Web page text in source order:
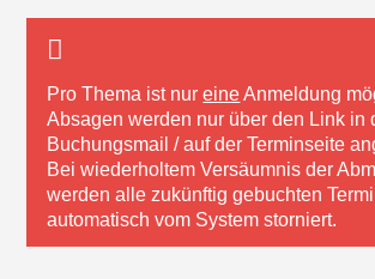
Pro Thema ist nureineAnmeldung
Absagen werden nur über den Link in
Buchungsmail / auf der Terminseite
Bei wiederholtem Versäumnis der
werden alle zukünftig gebuchten
automatisch vom System storniert.